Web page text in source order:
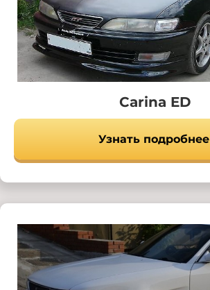
Carina ED
Узнать подробнее